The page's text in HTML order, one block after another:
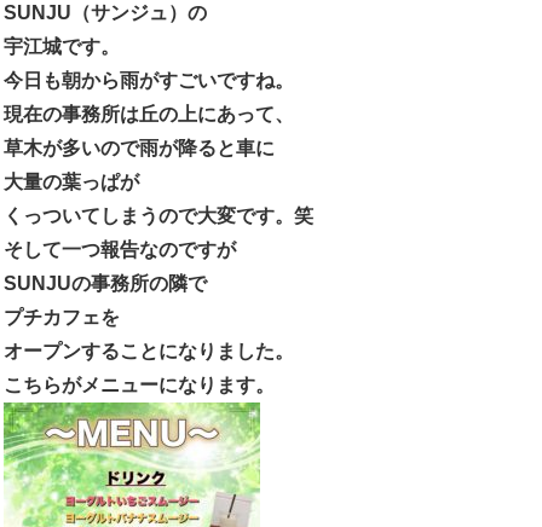
SUNJU（サンジュ）の
宇江城です。
今日も朝から雨がすごいですね。
現在の事務所は丘の上にあって、
草木が多いので雨が降ると車に
大量の葉っぱが
くっついてしまうので大変です。笑
そして一つ報告なのですが
SUNJUの事務所の隣で
プチカフェを
オープンすることになりました。
こちらがメニューになります。